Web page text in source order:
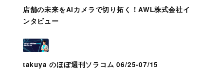
店舗の未来をAIカメラで切り拓く！AWL株式会社イ
ンタビュー
takuya のほぼ週刊ソラコム 06/25-07/15